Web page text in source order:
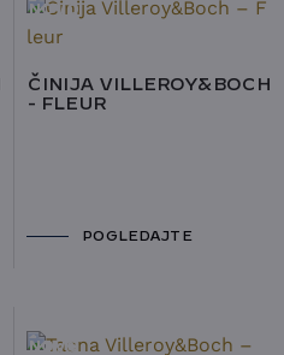
NOVO
ČINIJA VILLEROY&BOCH
- FLEUR
POGLEDAJTE
NOVO